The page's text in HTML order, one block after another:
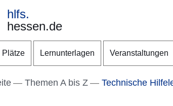
zum Kopf der Seite
zum Inhalt
zum Fuß der Seite
hlfs.
hessen.de
Plätze Lernunterlagen Veranstaltungen
Themen A bis Z Technische